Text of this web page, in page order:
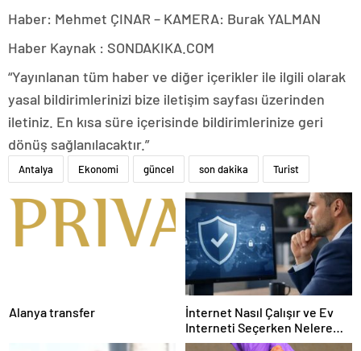
Haber: Mehmet ÇINAR – KAMERA: Burak YALMAN
Haber Kaynak : SONDAKIKA.COM
“Yayınlanan tüm haber ve diğer içerikler ile ilgili olarak
yasal bildirimlerinizi bize iletişim sayfası üzerinden
iletiniz. En kısa süre içerisinde bildirimlerinize geri
dönüş sağlanılacaktır.”
Antalya Ekonomi güncel son dakika Turist
Alanya transfer
İnternet Nasıl Çalışır ve Ev
Interneti Seçerken Nelere
Dikkat Etmelisiniz